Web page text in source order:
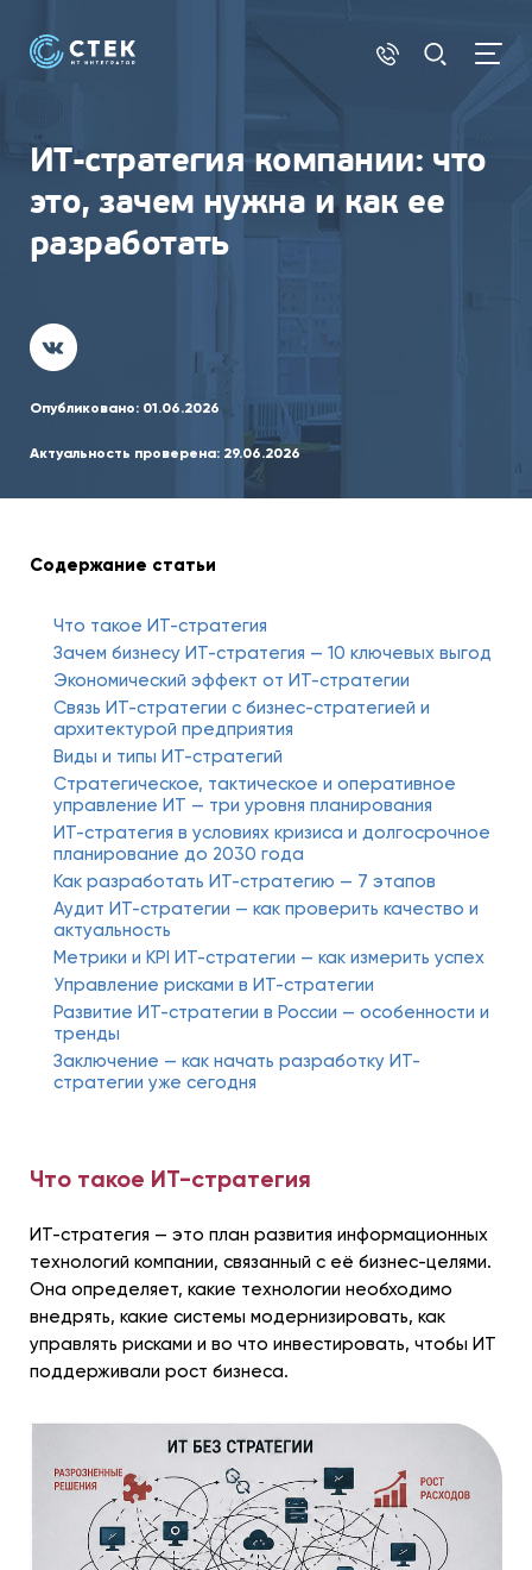
ИТ-стратегия компании: что
это, зачем нужна и как ее
разработать
Опубликовано: 01.06.2026
Актуальность проверена: 29.06.2026
Содержание статьи
Что такое ИТ-стратегия
Зачем бизнесу ИТ-стратегия — 10 ключевых выгод
Экономический эффект от ИТ-стратегии
Связь ИТ-стратегии с бизнес-стратегией и
архитектурой предприятия
Виды и типы ИТ-стратегий
Стратегическое, тактическое и оперативное
управление ИТ — три уровня планирования
ИТ-стратегия в условиях кризиса и долгосрочное
планирование до 2030 года
Как разработать ИТ-стратегию — 7 этапов
Аудит ИТ-стратегии — как проверить качество и
актуальность
Метрики и KPI ИТ-стратегии — как измерить успех
Управление рисками в ИТ-стратегии
Развитие ИТ-стратегии в России — особенности и
тренды
Заключение — как начать разработку ИТ-
стратегии уже сегодня
Что такое ИТ-стратегия
ИТ-стратегия — это план развития информационных
технологий компании, связанный с её бизнес-целями.
Она определяет, какие технологии необходимо
внедрять, какие системы модернизировать, как
управлять рисками и во что инвестировать, чтобы ИТ
поддерживали рост бизнеса.